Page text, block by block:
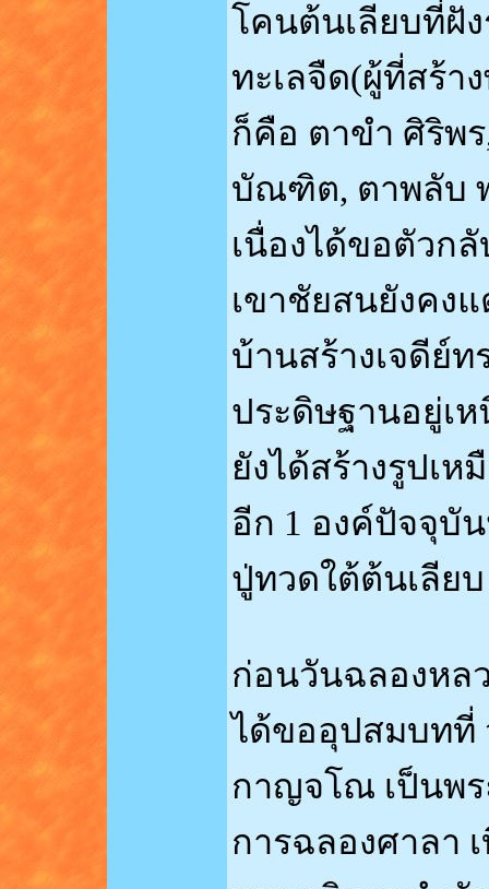
โคนต้นเลียบที่ฝั
ทะเลจืด(ผู้ที่สร้า
ก็คือ ตาขำ ศิริพ
บัณฑิต, ตาพลับ
เนื่องได้ขอตัวก
เขาชัยสนยังคง
บ้านสร้างเจดีย์ท
ประดิษฐานอยู่เ
ยังได้สร้างรูปเ
อีก 1 องค์ปัจจุบั
ปู่ทวดใต้ต้นเลียบ
ก่อนวันฉลองหล
ได้ขออุปสมบทที่
กาญจโณ เป็นพ
การฉลองศาลา